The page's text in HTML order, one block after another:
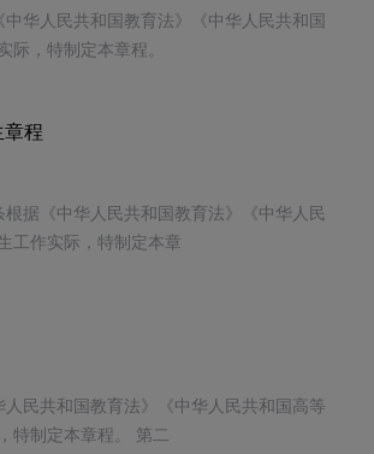
华人民共和国教育法》《中华人民共和国
际，特制定本章程。
章程
据《中华人民共和国教育法》《中华人民
工作实际，特制定本章
民共和国教育法》《中华人民共和国高等
特制定本章程。 第二